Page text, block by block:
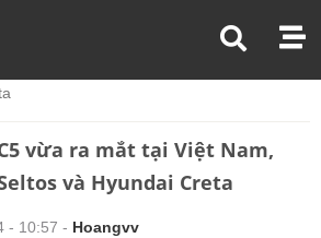
vừa ra mắt tại Việt Nam,
và Hyundai Creta
- 10:57 - Hoangvv